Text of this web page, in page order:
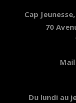
Cap
70
Mail
Du lundi au